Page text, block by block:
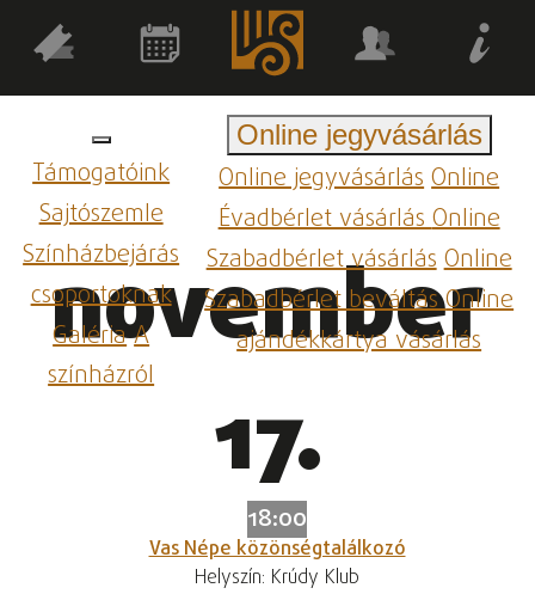
Támogatóink
Sajtószemle
Színházbejárás
csoportoknak
GalériaA
színházról
Online jegyvásárlás
Online jegyvásárlásOnline
Évadbérlet vásárlásOnline
Szabadbérlet vásárlásOnline
Szabadbérlet beváltásOnline
ajándékkártya vásárlás
november
17.
18:00
Vas Népe közönségtalálkozó
Helyszín: Krúdy Klub